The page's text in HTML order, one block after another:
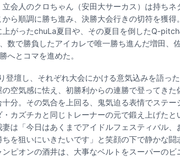
会人のクロちゃん（安田大サーカス）は持ちネ
ら順調に勝ち進み、決勝大会行きの切符を獲得
がったchuLa夏目や、その夏目を倒したQ-
数で勝負したアイカレで唯一勝ち進んだ増田、
へとコマを進めた。
登壇し、それぞれ大会にかける意気込みを語っ
空気感に怯え、初勝利からの連勝で登ってきた
分。その気合を上回る、鬼気迫る表情でステー
カズチカと同じトレーナーの元で鍛え上げたと
は「今日はあくまでアイドルフェスティバル、
を狙いにいきたいです」と笑顔の下で静かな闘
ピオンの酒井は、大事なベルトをスーパーのビ